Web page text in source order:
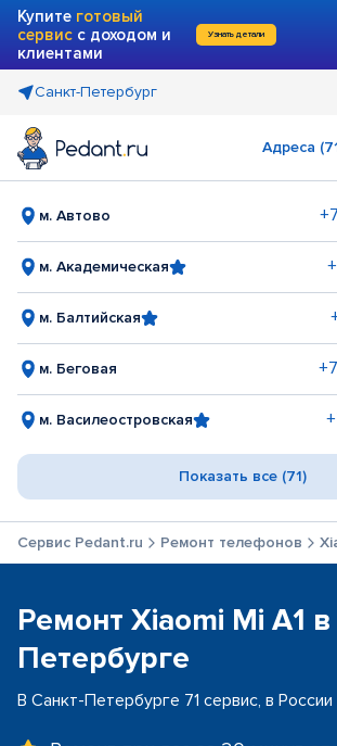
Купите готовый
сервис с доходом и
клиентами
Узнать детали
Санкт-Петербург
Адреса
м. Автово
м. Академическая
м. Балтийская
м. Беговая
м. Василеостровская
Показать все (71)
Сервис Pedant.ru Ремонт телефонов
Ремонт Xiaomi Mi A1
Петербурге
В Санкт-Петербурге 71 сервис, в